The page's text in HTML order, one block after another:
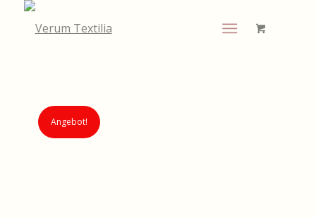
Angebot!